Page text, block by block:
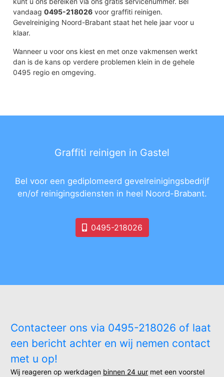
vandaag0495-218026 voor graffiti reinigen.
Gevelreiniging Noord-Brabant staat het hele jaar voor u
klaar.
Wanneer u voor ons kiest en met onze vakmensen werkt
dan is de kans op verdere problemen klein in de gehele
0495 regio en omgeving.
Graffiti reinigen in Gastel
Bel voor een gediplomeerd gevelreinigingsbedrijf
en/of reinigingsdiensten in heel Noord-Brabant.
0495-218026
Contacteer ons via 0495-218026 of laat
een bericht achter en wij nemen contact
met u op!
Wij reageren op werkdagen binnen 24 uur met een voorstel